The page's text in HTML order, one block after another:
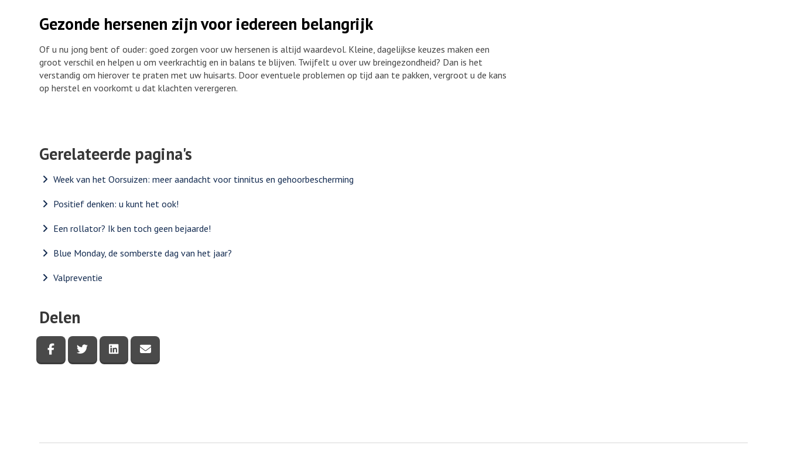
Gezonde hersenen zijn voor iedereen belangrijk
Of u nu jong bent of ouder: goed zorgen voor uw hersenen is altijd waardevol. Kleine, dagelijkse keuzes maken een
groot verschil en helpen u om veerkrachtig en in balans te blijven. Twijfelt u over uw breingezondheid? Dan is het
verstandig om hierover te praten met uw huisarts. Door eventuele problemen op tijd aan te pakken, vergroot u de kans
op herstel en voorkomt u dat klachten verergeren.
Gerelateerde pagina's
Week van het Oorsuizen: meer aandacht voor tinnitus en gehoorbescherming
Positief denken: u kunt het ook!
Een rollator? Ik ben toch geen bejaarde!
Blue Monday, de somberste dag van het jaar?
Valpreventie
Delen
Deel deze pagina via Facebook
Deel deze pagina via Twitter
Deel deze pagina via LinkedIn